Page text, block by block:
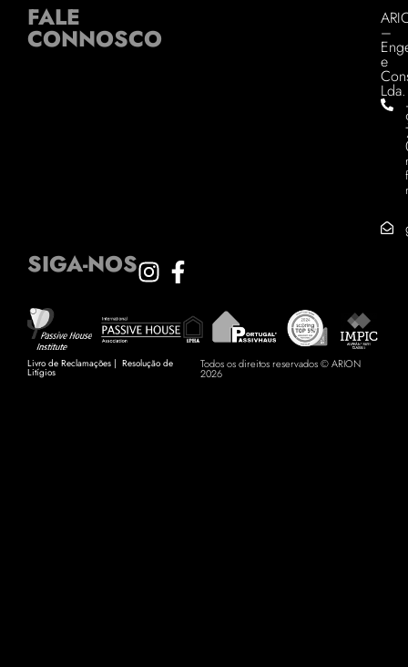
FALE
CONNOSCO –
e
Lda.
SIGA-NOS
Livro de Reclamações | Resolução de
Litígios
Todos os direitos reservados © ARION
2026